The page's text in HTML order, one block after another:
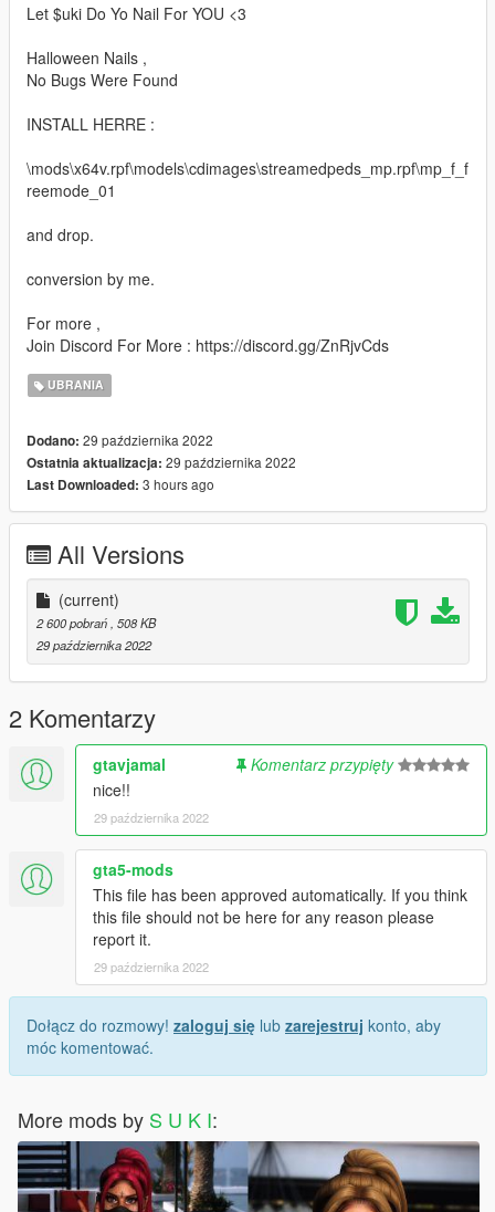
Let $uki Do Yo Nail For YOU <3
Halloween Nails ,
No Bugs Were Found
INSTALL HERRE :
\mods\x64v.rpf\models\cdimages\streamedpeds_mp.rpf\mp_f_f
reemode_01
and drop.
conversion by me.
For more ,
Join Discord For More : https://discord.gg/ZnRjvCds
UBRANIA
Dodano: 29 października 2022
Ostatnia aktualizacja: 29 października 2022
Last Downloaded: 3 hours ago
All Versions
(current)
2 600 pobrań , 508 KB
29 października 2022
2 Komentarzy
gtavjamal
Komentarz przypięty
nice!!
29 października 2022
gta5-mods
This file has been approved automatically. If you think
this file should not be here for any reason please
report it.
29 października 2022
Dołącz do rozmowy! zaloguj się lub zarejestruj konto, aby
móc komentować.
More mods by S U K I: